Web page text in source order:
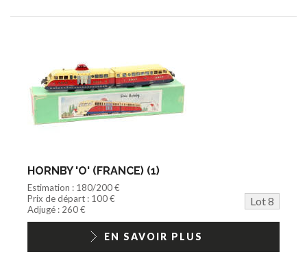
HORNBY 'O' (FRANCE) (1)
Estimation : 180/200 €
Prix de départ : 100 €
Lot 8
Adjugé : 260 €
EN SAVOIR PLUS